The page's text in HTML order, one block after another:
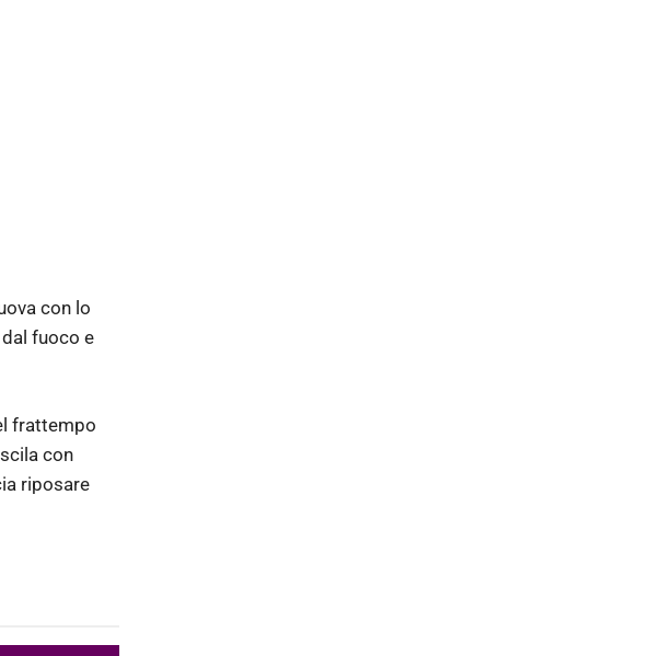
con lo
fuoco e
frattempo
con
riposare